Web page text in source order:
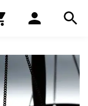
Avaa navigaatio